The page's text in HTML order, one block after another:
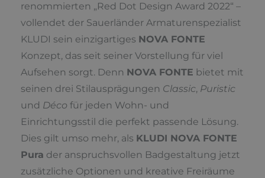
renommierten „Red Dot Design Award 2022“ –
vollendet der Sauerländer Armaturenspezialist
KLUDI sein einzigartiges NOVA FONTE
Konzept, das seit seiner Vorstellung für viel
Aufsehen sorgt. Denn NOVA FONTE bietet mit
seinen drei Stilausprägungen Classic, Puristic
und Déco für jeden Wohn- und
Einrichtungsstil die perfekt passende Lösung.
Dies gilt umso mehr, als KLUDI NOVA FONTE
Pura der anspruchsvollen Badgestaltung jetzt
zusätzliche Optionen und kreative Freiräume